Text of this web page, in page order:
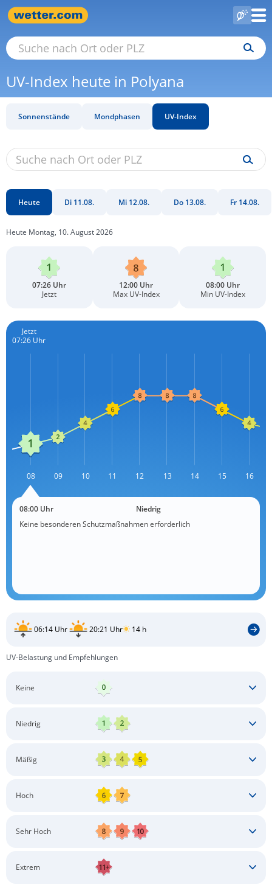
UV-Index heute in Polyana
Sonnenstände Mondphasen UV-Index
Heute Di 11.08. Mi 12.08. Do 13.08. Fr 14.08.
Heute Montag, 10. August 2026
07:26 Uhr
Jetzt
12:00 Uhr
Max UV-Index
08:00 Uhr
Min UV-Index
Jetzt
07:26 Uhr
08 09 10 11 12 13 14 15 16
08:00 Uhr
Niedrig
Keine besonderen Schutzmaßnahmen erforderlich
06:14 Uhr 20:21 Uhr 14 h
UV-Belastung und Empfehlungen
Keine
Niedrig
Mäßig
Langärmlige Bekleidung
Hoch
Langärmlige Bekleidung
Sonnenbrille
Sehr Hoch
Langärmlige Bekleidung
Extrem